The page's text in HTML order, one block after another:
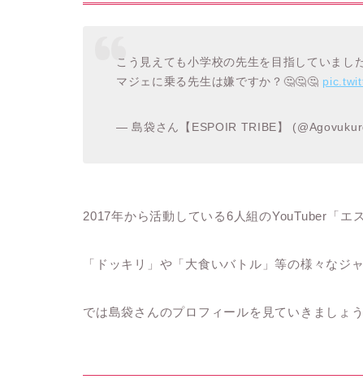
こう見えても小学校の先生を目指していまし
マジェに乗る先生は嫌ですか？🤔🤔🤔
— 島袋さん【ESPOIR TRIBE】
2017年から活動している6人組のYouTuber「エ
「ドッキリ」や「大食いバトル」等の様々なジ
では島袋さんのプロフィールを見ていきましょう